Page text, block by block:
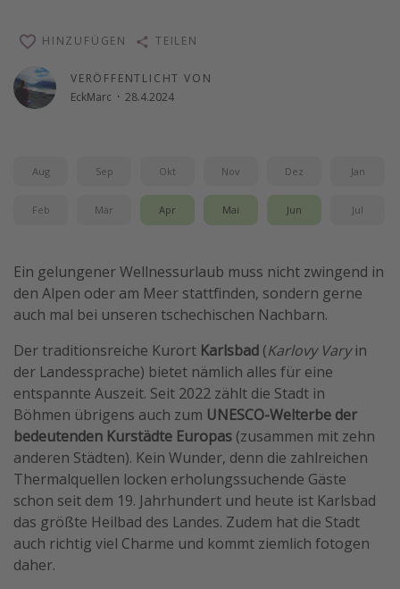
Schönste Naturwunder der Welt
Digital Nomad Tipps
Beste Reiseziele 20225
VERÖFFENTLICHT VON
EckMarc · 28.4.2024
HINZUFÜGEN TEILEN
Aug Sep Okt Nov Dez Jan
Feb Mär Apr Mai Jun Jul
Ein gelungener Wellnessurlaub muss nicht zwingend in
den Alpen oder am Meer stattfinden, sondern gerne
auch mal bei unseren tschechischen Nachbarn.
Der traditionsreiche Kurort Karlsbad (Karlovy Varyin
der Landessprache) bietet nämlich alles für eine
entspannte Auszeit. Seit 2022 zählt die Stadt in
Böhmen übrigens auch zum UNESCO-Welterbe der
bedeutenden Kurstädte Europas (zusammen mit zehn
anderen Städten). Kein Wunder, denn die zahlreichen
Thermalquellen locken erholungssuchende Gäste
schon seit dem 19. Jahrhundert und heute ist Karlsbad
das größte Heilbad des Landes. Zudem hat die Stadt
auch richtig viel Charme und kommt ziemlich fotogen
daher.